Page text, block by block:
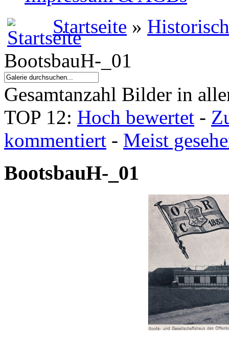
Startseite »
BootsbauH-_01
Gesamtanzahl Bilder in
TOP 12: Hoch bewertet -
kommentiert - Meist
BootsbauH-_01